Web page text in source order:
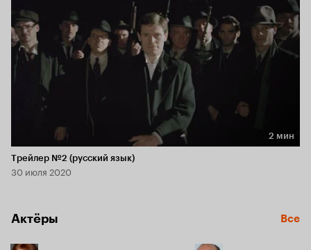
Длительность 2 мин
2 мин
Трейлер №2 (русский язык)
30 июля 2020
Актёры Все